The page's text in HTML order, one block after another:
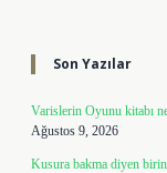
Son Yazılar
Varislerin Oyunu kitabı
Ağustos 9, 2026
Kusura bakma diyen